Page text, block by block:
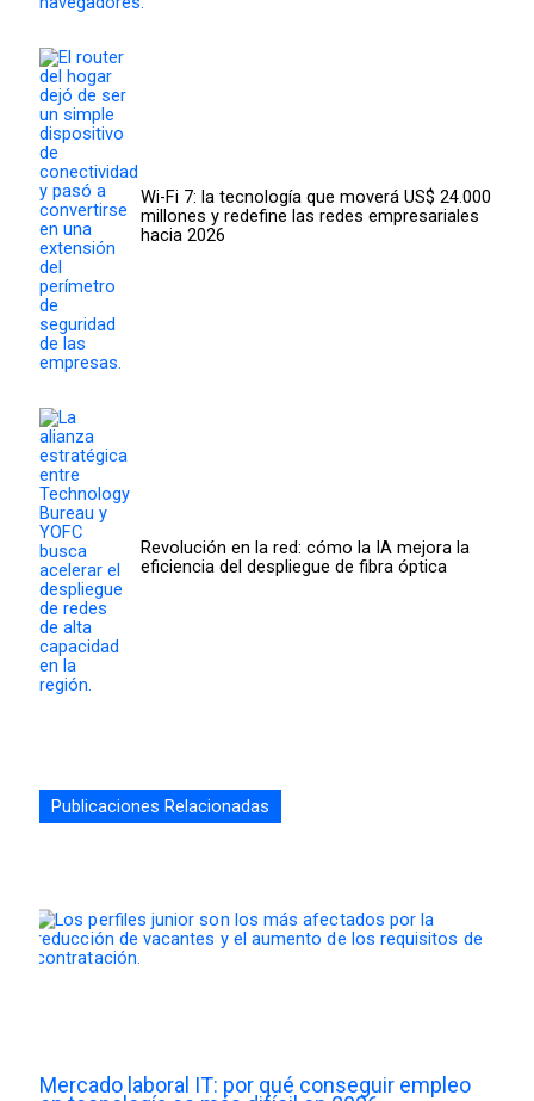
Wi-Fi 7: la tecnología que moverá US$ 24.000
millones y redefine las redes empresariales
hacia 2026
Revolución en la red: cómo la IA mejora la
eficiencia del despliegue de fibra óptica
Publicaciones Relacionadas
Mercado laboral IT: por qué conseguir empleo